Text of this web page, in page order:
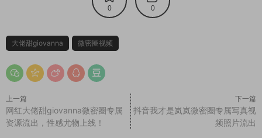
0 0
大佬甜giovanna 微密圈视频
上一篇
网红大佬甜giovanna微密圈专属
资源流出，性感尤物上线！
下一篇
抖音我才是岚岚微密圈专属写真视
频照片流出